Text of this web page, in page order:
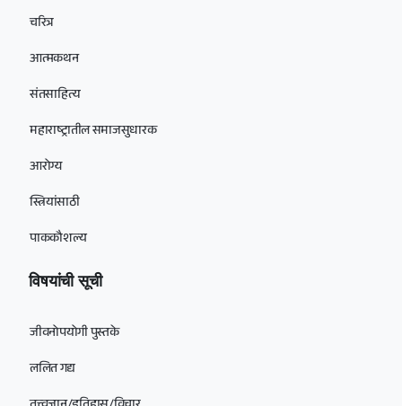
चरित्र
आत्मकथन
संतसाहित्य
महाराष्ट्रातील समाजसुधारक
आरोग्य
स्त्रियांसाठी
पाककौशल्य
विषयांची सूची
जीवनोपयोगी पुस्तके
ललित गद्य